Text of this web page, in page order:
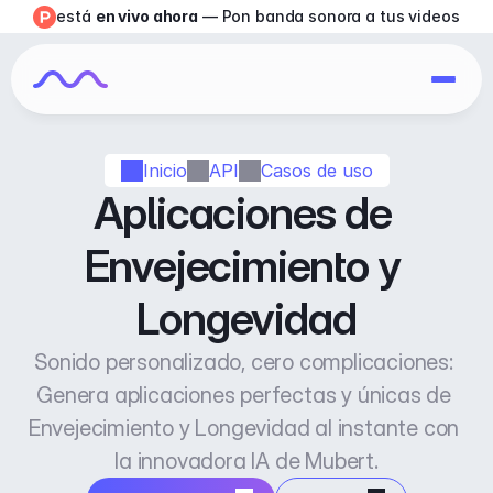
Inicio API Casos de uso
Aplicaciones de
Envejecimiento y
Longevidad
Sonido personalizado, cero complicaciones:
Genera aplicaciones perfectas y únicas de
Envejecimiento y Longevidad al instante con
la innovadora IA de Mubert.
está en vivo ahora — Pon banda sonora a tus videos